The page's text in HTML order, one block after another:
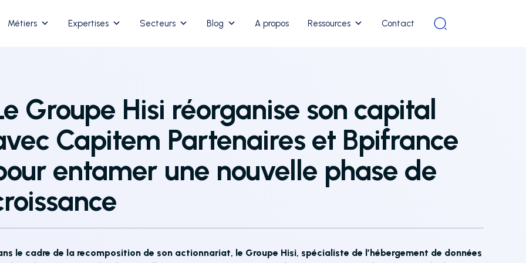
Contact
Ressources
A propos
Blog
Secteurs
Expertises
Métiers
Groupe Hisi réorganise son capital
Capitem Partenaires et Bpifrance
entamer une nouvelle phase de
le cadre de la recomposition de son actionnariat, le Groupe Hisi, spécialiste de l’hébergement de données